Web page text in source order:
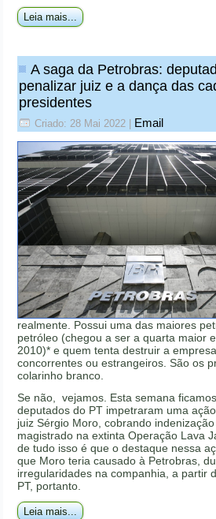
Leia mais...
A saga da Petrobras:
penalizar juiz e a dança das
presidentes
Criado: 28 Mai 2022 Email
realmente. Possui uma das maiores
petróleo (chegou a ser a quarta maior
2010)* e quem tenta destruir a
concorrentes ou estrangeiros. São os
colarinho branco.
Se não, vejamos. Esta semana
deputados do PT impetraram uma
juiz Sérgio Moro, cobrando
magistrado na extinta Operação Lava
de tudo isso é que o destaque nessa
que Moro teria causado à Petrobras,
irregularidades na companhia, a partir
PT, portanto.
Leia mais...